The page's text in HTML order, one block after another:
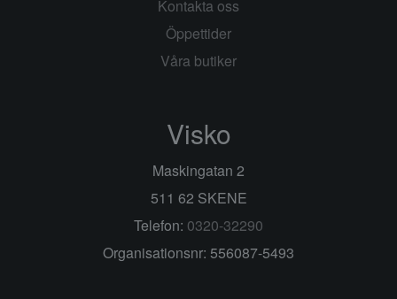
Kontakta oss
Öppettider
Våra butiker
Visko
Maskingatan 2
511 62 SKENE
Telefon: 0320-32290
Organisationsnr: 556087-5493